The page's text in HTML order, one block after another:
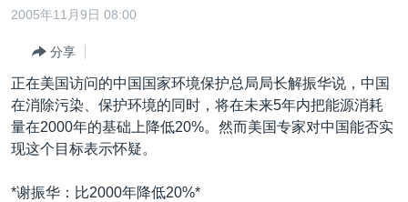
内
转
到
导
航
转
港澳
国际
最新国际新闻
印太
中东
欧洲
分类新闻
经济·金融·贸易
人权·法律·宗教
科教·文娱·体健
美中关系
热点专题
白宫要闻
VOA视频
2005年11月9日 08:00
分享
正在美国访问的中国国家环境保护总局局长解振华说，中国
在消除污染、保护环境的同时，将在未来5年内把能源消耗
量在2000年的基础上降低20%。然而美国专家对中国能否实
现这个目标表示怀疑。
*谢振华：比2000年降低20%*